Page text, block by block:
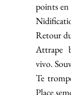
points
Retour
Attrape
vivo.
Te
Place